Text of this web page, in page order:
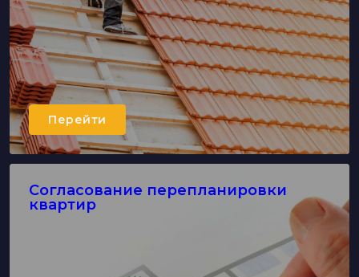
Перейти
Согласование перепланировки
квартир